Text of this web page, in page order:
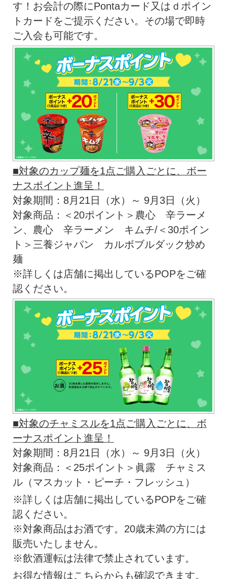
す！お会計の際にPontaカード又はｄポイン
トカードをご提示ください。その場で即時
ご入会も可能です。
■対象のカップ麺を1点ご購入ごとに、ボー
ナスポイント進呈！
対象期間：8月21日（水）～ 9月3日（火）
対象商品：＜20ポイント＞農心 辛ラーメ
ン、農心 辛ラーメン キムチ/＜30ポイン
ト＞三養ジャパン カルボブルダック炒め
麺
※詳しくは店舗に掲出しているPOPをご確
認ください。
■対象のチャミスルを1点ご購入ごとに、ボ
ーナスポイント進呈！
対象期間：8月21日（水）～ 9月3日（火）
対象商品：＜25ポイント＞眞露 チャミス
ル（マスカット・ピーチ・フレッシュ）
※詳しくは店舗に掲出しているPOPをご確
認ください。
※対象商品はお酒です。20歳未満の方には
販売いたしません。
※飲酒運転は法律で禁止されています。
お得な情報はこちらからも確認できます。